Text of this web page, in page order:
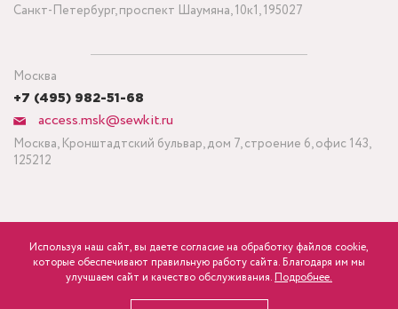
розница
Санкт-Петербург, проспект Шаумяна, 10к1, 195027
Москва
+7 (495) 982-51-68
access.msk@sewkit.ru
Москва, Кронштадтский бульвар, дом 7, строение 6, офис 143,
125212
Политика конфиденциальности
ПОДПИСАТЬСЯ НА НОВОСТИ
Используя наш сайт, вы даете согласие на обработку файлов cookie,
которые обеспечивают правильную работу сайта. Благодаря им мы
улучшаем сайт и качество обслуживания. Подробнее.